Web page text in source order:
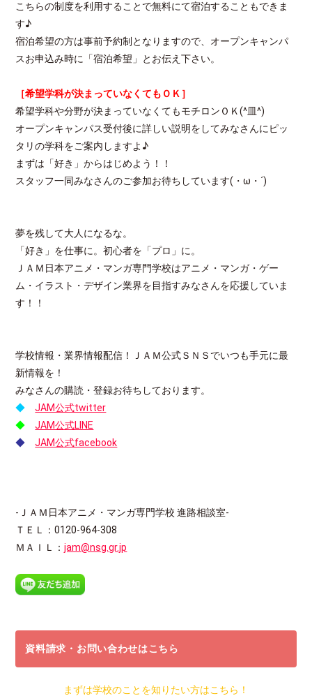
こちらの制度を利用することで無料にて宿泊することもできま
す♪
宿泊希望の方は事前予約制となりますので、オープンキャンパ
スお申込み時に「宿泊希望」とお伝え下さい。
［希望学科が決まっていなくてもＯＫ］
希望学科や分野が決まっていなくてもモチロンＯＫ(^皿^)
オープンキャンパス受付後に詳しい説明をしてみなさんにピッ
タリの学科をご案内しますよ♪
まずは「好き」からはじめよう！！
スタッフ一同みなさんのご参加お待ちしています(・ω・´)
夢を残して大人になるな。
「好き」を仕事に。初心者を「プロ」に。
ＪＡＭ日本アニメ・マンガ専門学校はアニメ・マンガ・ゲー
ム・イラスト・デザイン業界を目指すみなさんを応援していま
す！！
学校情報・業界情報配信！ＪＡＭ公式ＳＮＳでいつも手元に最
新情報を！
みなさんの購読・登録お待ちしております。
◆
JAM公式twitter
◆
JAM公式LINE
◆
JAM公式facebook
-ＪＡＭ日本アニメ・マンガ専門学校 進路相談室-
ＴＥＬ：0120-964-308
ＭＡＩＬ：jam@nsg.gr.jp
資料請求・お問い合わせはこちら
まずは学校のことを知りたい方はこちら！